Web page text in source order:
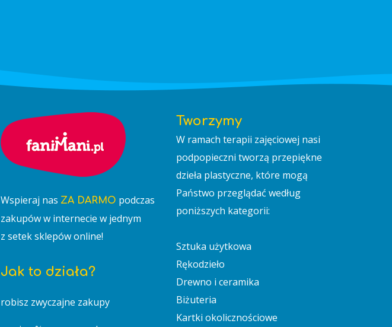
Wspieraj nas ZA DARMO podczas
zakupów w internecie w jednym
z setek sklepów online!
Jak to działa?
robisz zwyczajne zakupy
Tworzymy
W ramach terapii zajęciowej nasi
podpopieczni tworzą przepiękne
dzieła plastyczne, które mogą
Państwo przeglądać według
poniższych kategorii:
Sztuka użytkowa
Rękodzieło
Drewno i ceramika
Biżuteria
Kartki okolicznościowe